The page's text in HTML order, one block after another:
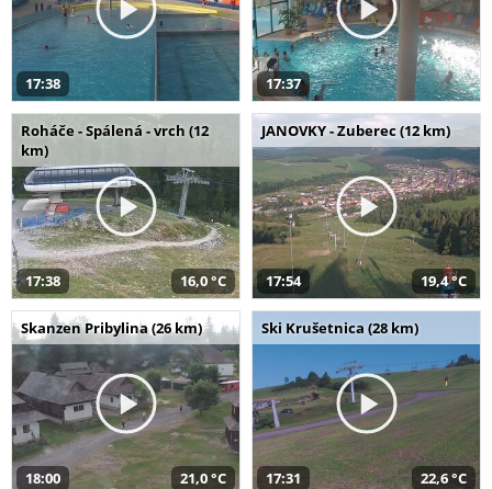
17:38 17:37
Roháče - Spálená - vrch (12
km)
17:38 16,0 °C
JANOVKY - Zuberec (12 km)
17:54 19,4 °C
Skanzen Pribylina (26 km)
18:00 21,0 °C
Ski Krušetnica (28 km)
17:31 22,6 °C